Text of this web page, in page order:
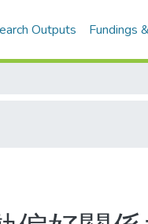
Outputs Fundings